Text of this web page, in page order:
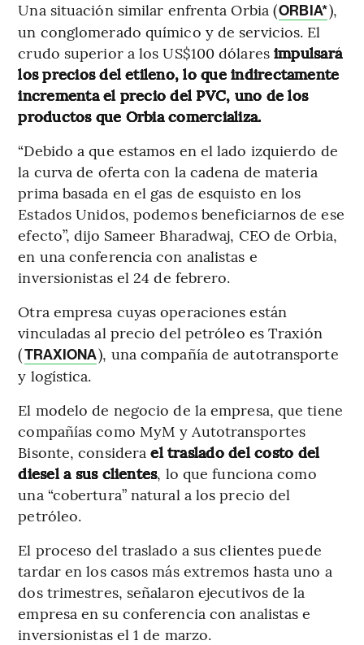
Una situación similar enfrenta Orbia (ORBIA*),
un conglomerado químico y de servicios. El
crudo superior a los US$100 dólares impulsará
los precios del etileno, lo que indirectamente
incrementa el precio del PVC, uno de los
productos que Orbia comercializa.
“Debido a que estamos en el lado izquierdo de
la curva de oferta con la cadena de materia
prima basada en el gas de esquisto en los
Estados Unidos, podemos beneficiarnos de ese
efecto”, dijo Sameer Bharadwaj, CEO de Orbia,
en una conferencia con analistas e
inversionistas el 24 de febrero.
Otra empresa cuyas operaciones están
vinculadas al precio del petróleo es Traxión
(TRAXIONA), una compañía de autotransporte
y logística.
El modelo de negocio de la empresa, que tiene
compañías como MyM y Autotransportes
Bisonte, considerael traslado del costo del
diesel a sus clientes, lo que funciona como
una “cobertura” natural a los precio del
petróleo.
El proceso del traslado a sus clientes puede
tardar en los casos más extremos hasta uno a
dos trimestres, señalaron ejecutivos de la
empresa en su conferencia con analistas e
inversionistas el 1 de marzo.